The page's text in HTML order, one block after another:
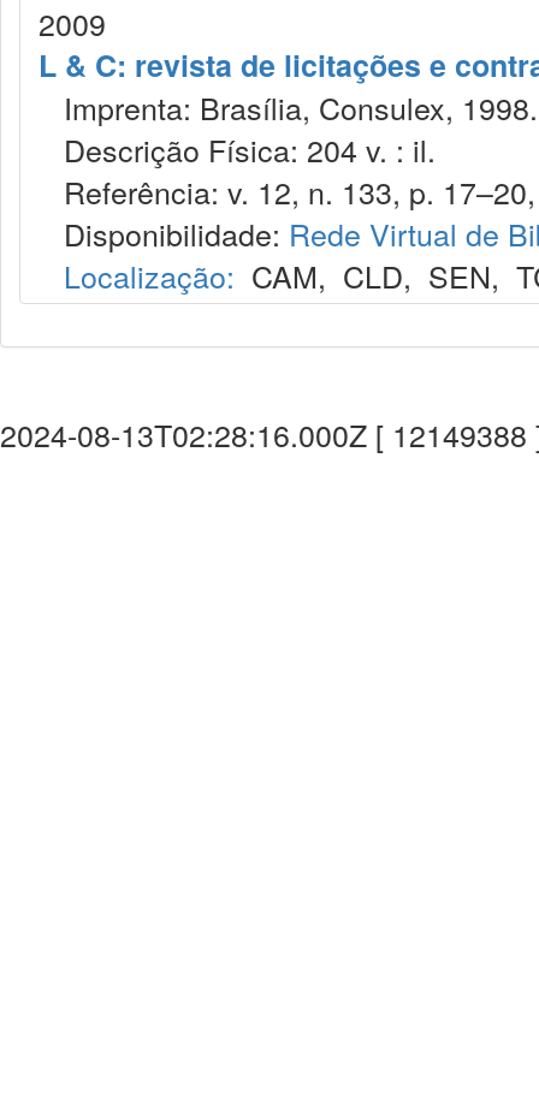
2009
L & C: revista de licitações e
Imprenta: Brasília, Consulex, 1998.
Descrição Física: 204 v. : il.
Referência: v. 12, n. 133, p.
Disponibilidade: Rede Virtual de
Localização: CAM, CLD, SEN,
2024-08-13T02:28:16.000Z [ 12149388